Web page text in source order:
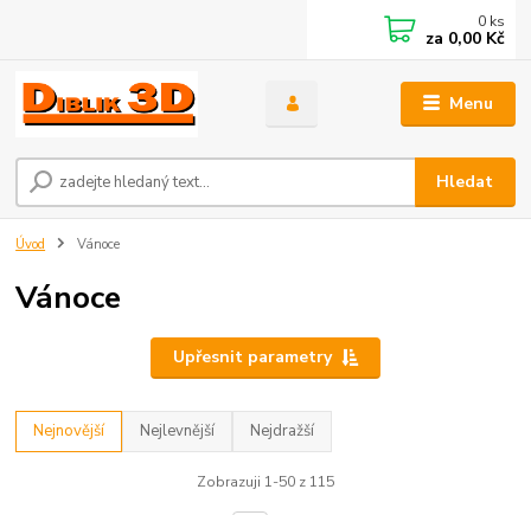
Menu
Hledat
0 ks
za 0,00 Kč
Úvod Vánoce
Vánoce
Upřesnit parametry
Nejnovější Nejlevnější Nejdražší
Zobrazuji 1-50 z 115